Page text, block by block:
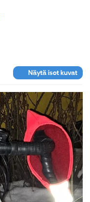
Näytä isot kuvat